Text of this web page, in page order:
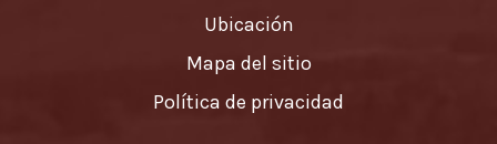
Ubicación
Mapa del sitio
Política de privacidad